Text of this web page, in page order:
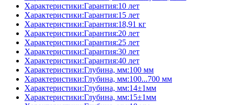
Характеристики:Гарантия:10 лет
Характеристики:Гарантия:15 лет
Характеристики:Гарантия:18,91 кг
Характеристики:Гарантия:20 лет
Характеристики:Гарантия:25 лет
Характеристики:Гарантия:30 лет
Характеристики:Гарантия:40 лет
Характеристики:Глубина, мм:100 мм
Характеристики:Глубина, мм:100...700 мм
Характеристики:Глубина, мм:14±1мм
Характеристики:Глубина, мм:15±1мм